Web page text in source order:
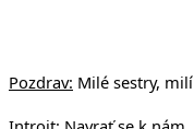
Pozdrav: Milé sestry,